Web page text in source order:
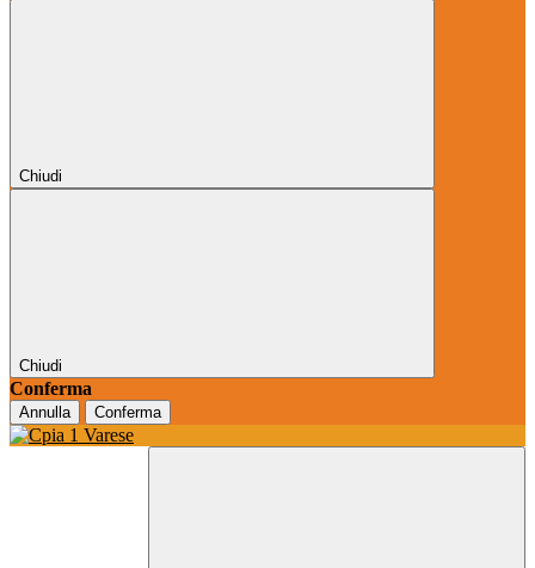
Chiudi
Chiudi
Conferma
Annulla Conferma